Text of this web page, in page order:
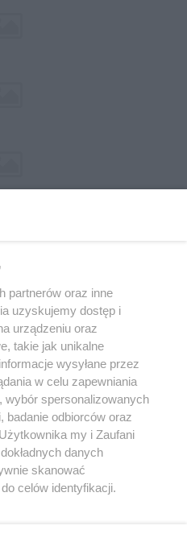
nie może być powielany i
w jakikolwiek sposób (w
na jakimkolwiek polu
z umieszczaniem w
praw. Jakiekolwiek użycie lub
w części z naruszeniem prawa,
pod groźbą kary i może być
partnerów oraz inne
uzyskujemy dostęp i
urządzeniu oraz
takie jak unikalne
wysyłane przez
w celu zapewniania
wybór spersonalizowanych
badanie odbiorców oraz
my i Zaufani
danych
skanować
celów identyfikacji.